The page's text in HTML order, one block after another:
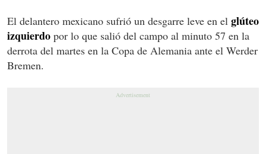
El delantero mexicano sufrió un desgarre leve en el glúteo
izquierdo por lo que salió del campo al minuto 57 en la
derrota del martes en la Copa de Alemania ante el Werder
Bremen.